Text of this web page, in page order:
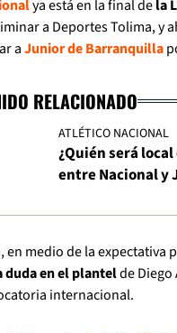
ya está en la final dela
a Deportes Tolima, y
aJunior de Barranquilla
RELACIONADO
ATLÉTICO NACIONAL
¿Quién será
entre Nacional y
en medio de la expectativa
duda en el plantelde
internacional.